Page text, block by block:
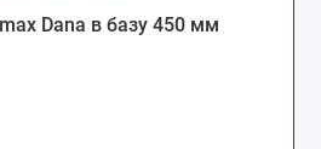
Dana в базу 450 мм